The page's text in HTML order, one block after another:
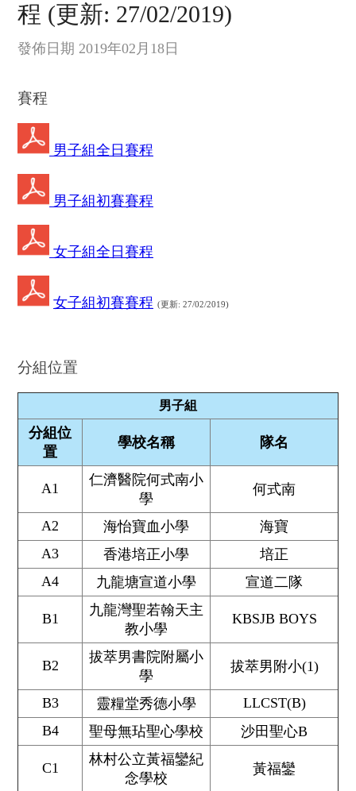
程 (更新: 27/02/2019)
發佈日期 2019年02月18日
賽程
男子組全日賽程
男子組初賽賽程
女子組全日賽程
女子組初賽賽程 (更新: 27/02/2019)
分組位置
男子組
分組位
置
學校名稱 隊名
A1
仁濟醫院何式南小
學
何式南
A2 海怡寶血小學
海寶
A3
香港培正小學
培正
A4
九龍塘宣道小學 宣道二隊
B1
九龍灣聖若翰天主
教小學
KBSJB BOYS
B2
拔萃男書院附屬小
學
拔萃男附小(1)
B3 靈糧堂秀德小學
LLCST(B)
B4
聖母無玷聖心學校 沙田聖心B
C1
林村公立黃福鑾紀
念學校
黃福鑾